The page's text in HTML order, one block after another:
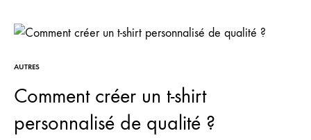
AUTRES
Comment créer un t-shirt
personnalisé de qualité ?